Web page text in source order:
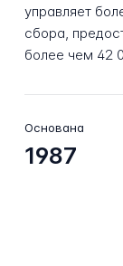
управляет
сбора,
более чем 42
Основана
1987